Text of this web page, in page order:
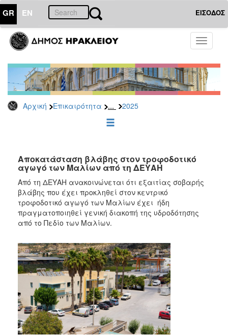
GR EN ΕΙΣΟΔΟΣ
Toggle
Αρχική Επικαιρότητα ... 2025
ΕΠΙΚΑΙΡΟΤΗΤΑ
Τύπου
Αρχείο
2026
2025
2022
2021
2020
2019
2018
2016
2015
2013
2012
2011
2010
Αποκατάσταση βλάβης στον τροφοδοτικό
αγωγό των Μαλίων από τη ΔΕΥΑΗ
Από τη ΔΕΥΑΗ ανακοινώνεται ότι εξαιτίας σοβαρής
βλάβης που έχει προκληθεί στον κεντρικό
τροφοδοτικό αγωγό των Μαλίων έχει ήδη
πραγματοποιηθεί γενική διακοπή της υδροδότησης
από το Πεδίο των Μαλίων.